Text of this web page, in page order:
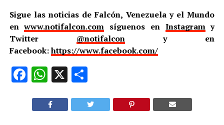
Sigue las noticias de Falcón, Venezuela y el Mundo
enwww.notifalcon.com síguenos en Instagramy
Twitter @notifalcony en
Facebook:https://www.facebook.com/
Facebook
WhatsApp
X